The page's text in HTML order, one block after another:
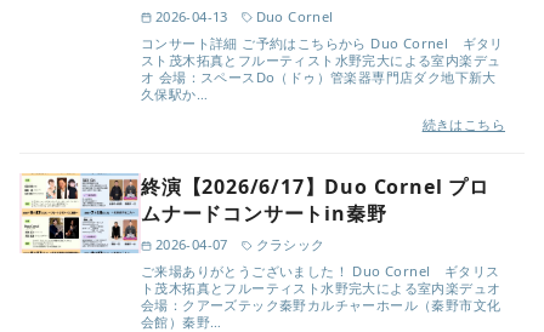
2026-04-13
Duo Cornel
コンサート詳細 ご予約はこちらから Duo Cornel ギタリ
スト茂木拓真とフルーティスト水野完大による室内楽デュ
オ 会場：スペースDo（ドゥ）管楽器専門店ダク地下新大
久保駅か…
続きはこちら
終演【2026/6/17】Duo Cornel プロ
ムナードコンサートin秦野
2026-04-07
クラシック
ご来場ありがとうございました！ Duo Cornel ギタリス
ト茂木拓真とフルーティスト水野完大による室内楽デュオ
会場：クアーズテック秦野カルチャーホール（秦野市文化
会館）秦野…